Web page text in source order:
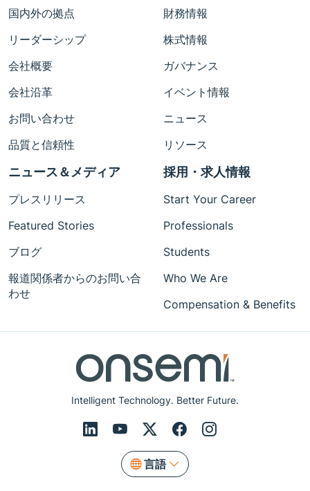
Intelligent Technology. Better Future.
言語
国内外の拠点
リーダーシップ
会社概要
会社沿革
お問い合わせ
品質と信頼性
財務情報
株式情報
ガバナンス
イベント情報
ニュース
リソース
ニュース＆メディア
プレスリリース
Featured Stories
ブログ
報道関係者からのお問い合
わせ
採用・求人情報
Start Your Career
Professionals
Students
Who We Are
Compensation & Benefits